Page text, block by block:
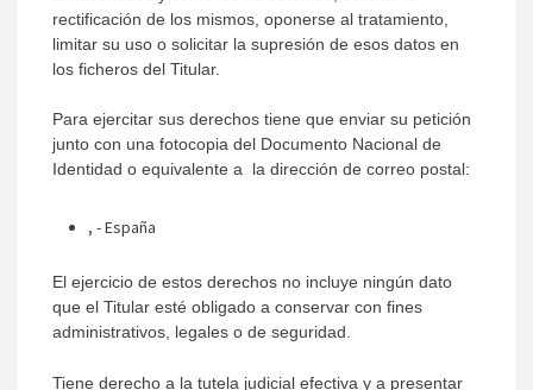
rectificación de los mismos, oponerse al tratamiento,
limitar su uso o solicitar la supresión de esos datos en
los ficheros del Titular.
Para ejercitar sus derechos tiene que enviar su petición
junto con una fotocopia del Documento Nacional de
Identidad o equivalente a la dirección de correo postal:
, - España
El ejercicio de estos derechos no incluye ningún dato
que el Titular esté obligado a conservar con fines
administrativos, legales o de seguridad.
Tiene derecho a la tutela judicial efectiva y a presentar